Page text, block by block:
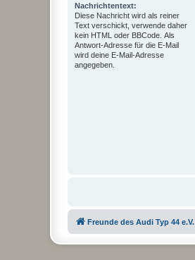
Nachrichtentext:
Diese Nachricht wird als reiner
Text verschickt, verwende daher
kein HTML oder BBCode. Als
Antwort-Adresse für die E-Mail
wird deine E-Mail-Adresse
angegeben.
Freunde des Audi Typ 44 e.V.